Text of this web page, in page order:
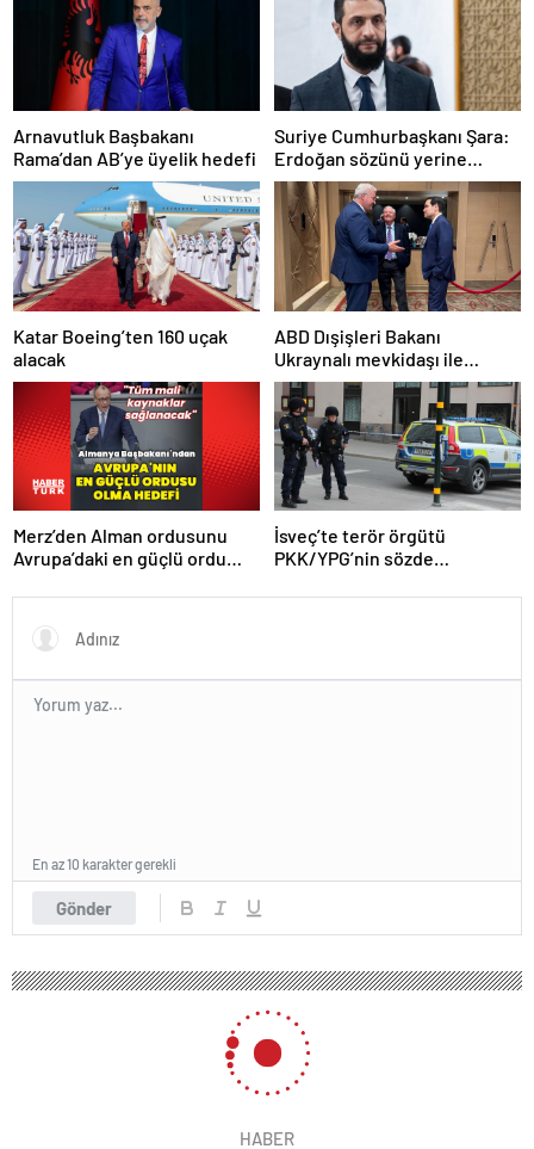
Arnavutluk Başbakanı
Rama’dan AB’ye üyelik hedefi
Suriye Cumhurbaşkanı Şara:
Erdoğan sözünü yerine
getirdi. Trump’a da çok
teşekkür ederim
Katar Boeing’ten 160 uçak
alacak
ABD Dışişleri Bakanı
Ukraynalı mevkidaşı ile
görüştü
Merz’den Alman ordusunu
Avrupa’daki en güçlü ordu
İsveç’te terör örgütü
PKK/YPG’nin sözde
Gönder
En az 10 karakter gerekli
HABER